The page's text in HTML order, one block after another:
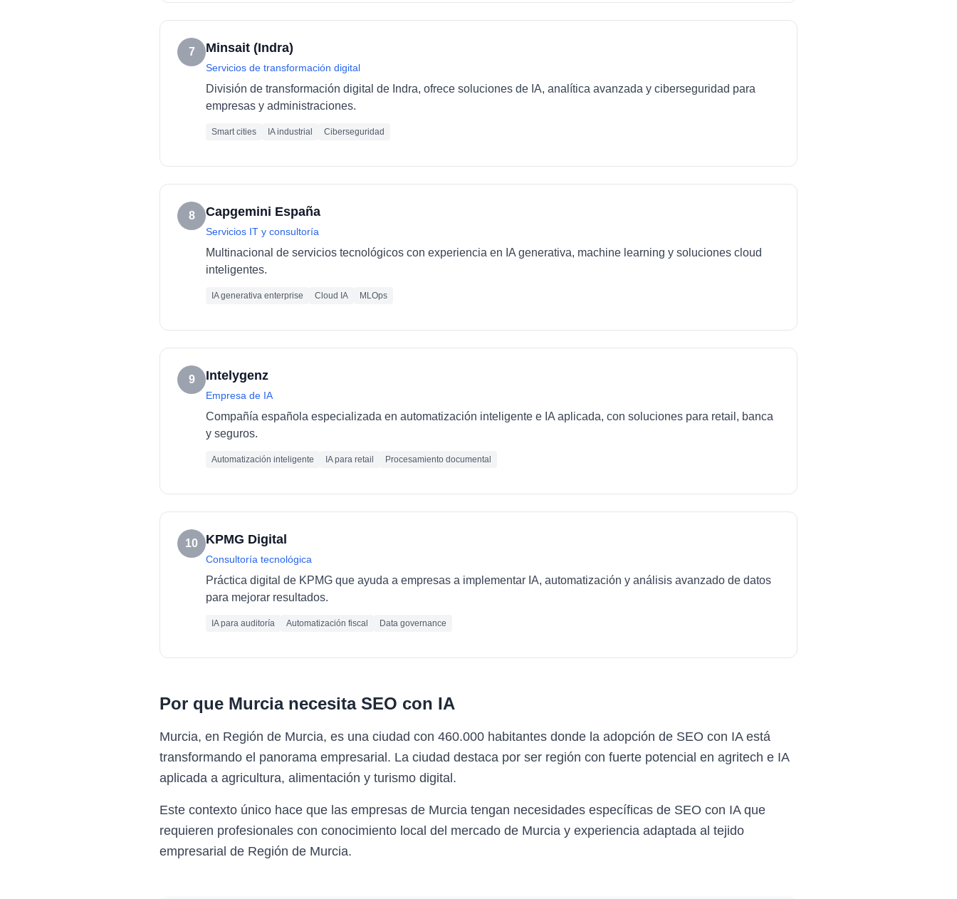
7 Minsait (Indra)
Servicios de transformación digital
División de transformación digital de Indra, ofrece soluciones de IA, analítica avanzada y ciberseguridad para
empresas y administraciones.
Smart cities IA industrial Ciberseguridad
8 Capgemini España
Servicios IT y consultoría
Multinacional de servicios tecnológicos con experiencia en IA generativa, machine learning y soluciones cloud
inteligentes.
IA generativa enterprise Cloud IA MLOps
9 Intelygenz
Empresa de IA
Compañía española especializada en automatización inteligente e IA aplicada, con soluciones para retail, banca
y seguros.
Automatización inteligente IA para retail Procesamiento documental
10 KPMG Digital
Consultoría tecnológica
Práctica digital de KPMG que ayuda a empresas a implementar IA, automatización y análisis avanzado de datos
para mejorar resultados.
IA para auditoría Automatización fiscal Data governance
Por que Murcianecesita SEO con IA
Murcia, en Región de Murcia, es una ciudad con 460.000 habitantes donde la adopción de SEO con IA está
transformando el panorama empresarial. La ciudad destaca por ser región con fuerte potencial en agritech e IA
aplicada a agricultura, alimentación y turismo digital.
Este contexto único hace que las empresas de Murcia tengan necesidades específicas de SEO con IA que
requieren profesionales con conocimiento local del mercado de Murcia y experiencia adaptada al tejido
empresarial de Región de Murcia.